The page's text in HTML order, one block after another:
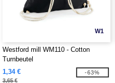
W1
Westford mill WM110 - Cotton
Turnbeutel
1,34 €
3,65 €
-63%